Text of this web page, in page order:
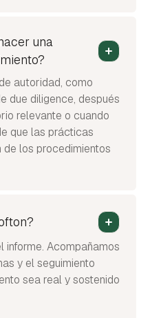
una
autoridad, como
due diligence, después
relevante o cuando
que las prácticas
los procedimientos
informe. Acompañamos
y el seguimiento
sea real y sostenido